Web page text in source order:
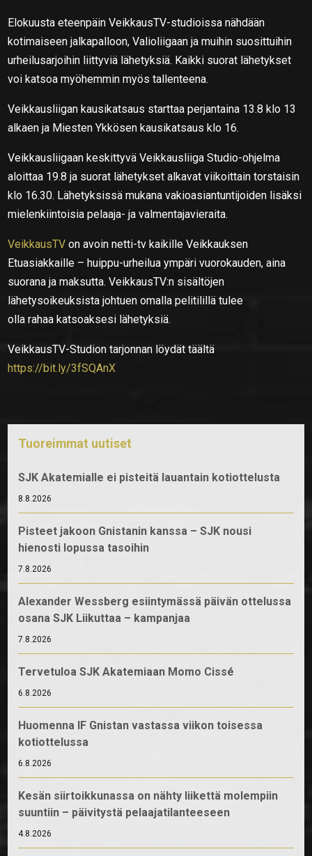
Elokuusta eteenpäin VeikkausTV-studioissa nähdään
kotimaiseen jalkapalloon, Valioliigaan ja muihin suosittuihin
urheilusarjoihin liittyviä lähetyksiä. Kaikki suorat lähetykset
voi katsoa myöhemmin myös tallenteena.
Veikkausliigan kausikatsaus starttaa perjantaina 13.8 klo 13
alkaen ja Miesten Ykkösen kausikatsaus klo 16.
Veikkausliigaan keskittyvä Veikkausliiga Studio-ohjelma
aloittaa 19.8 ja suorat lähetykset alkavat viikoittain torstaisin
klo 16.30. Lähetyksissä mukana vakioasiantuntijoiden lisäksi
mielenkiintoisia pelaaja- ja valmentajavieraita.
VeikkausTV on avoin netti-tv kaikille Veikkauksen
Etuasiakkaille – huippu-urheilua ympäri vuorokauden, aina
suorana ja maksutta. VeikkausTV:n sisältöjen
lähetysoikeuksista johtuen omalla pelitilillä tulee
olla rahaa katsoaksesi lähetyksiä.
VeikkausTV-Studion tarjonnan löydät täältä
https://bit.ly/3fSQAnX
Tuoreimmat uutiset
SJK Akatemialle ei pisteitä lauantain kotiottelusta
8.8.2026
Pisteet jakoon Gnistanin kanssa – SJK nousi
hienosti lopussa tasoihin
7.8.2026
Alexander Wessberg esiintymässä päivän ottelussa
osana SJK Liikuttaa – kampanjaa
7.8.2026
Tervetuloa SJK Akatemiaan Momo Cissé
6.8.2026
Huomenna IF Gnistan vastassa viikon toisessa
kotiottelussa
6.8.2026
Kesän siirtoikkunassa on nähty liikettä molempiin
suuntiin – päivitystä pelaajatilanteeseen
4.8.2026